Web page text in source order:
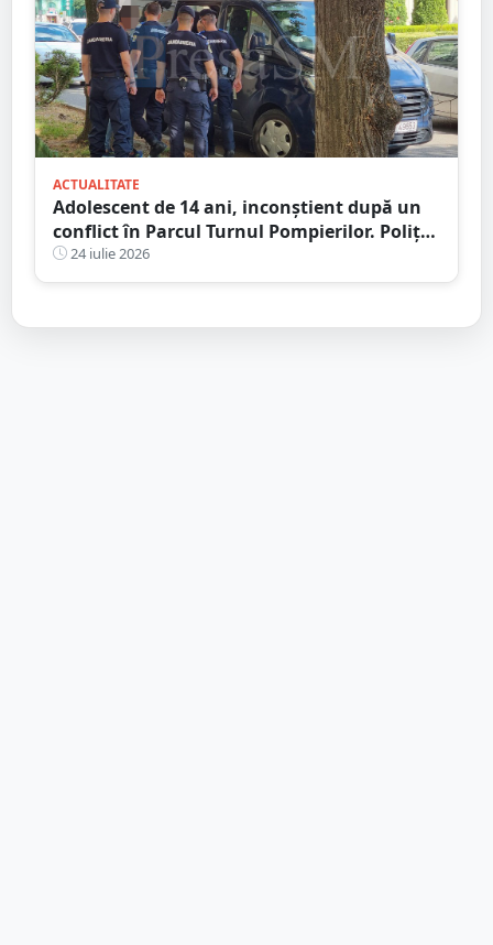
ACTUALITATE
Adolescent de 14 ani, inconștient după un
conflict în Parcul Turnul Pompierilor. Poliția
a deschis dosar penal
24 iulie 2026